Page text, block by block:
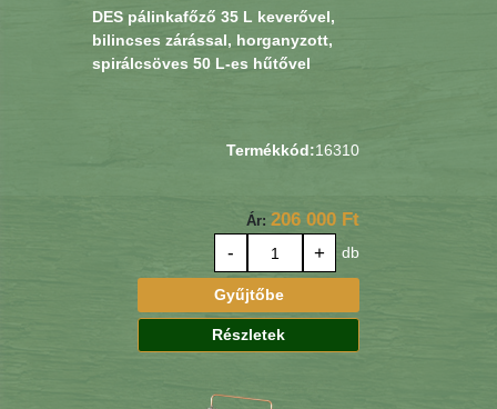
DES pálinkafőző 35 L keverővel,
bilincses zárással, horganyzott,
spirálcsöves 50 L-es hűtővel
Termékkód:16310
Ár: 206 000 Ft
-
+ db
Gyűjtőbe
Részletek